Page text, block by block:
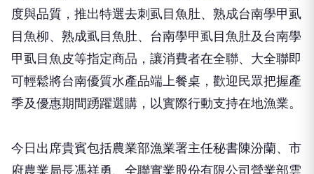
度與品質，推出特選去刺虱目魚肚、熟成台南學甲虱
目魚柳、熟成虱目魚肚、台南學甲虱目魚肚及台南學
甲虱目魚皮等指定商品，讓消費者在全聯、大全聯即
可輕鬆將台南優質水產品端上餐桌，歡迎民眾把握產
季及優惠期間踴躍選購，以實際行動支持在地漁業。
今日出席貴賓包括農業部漁業署主任秘書陳汾蘭、市
府農業局長馮祥勇、全聯實業股份有限公司營業部雲